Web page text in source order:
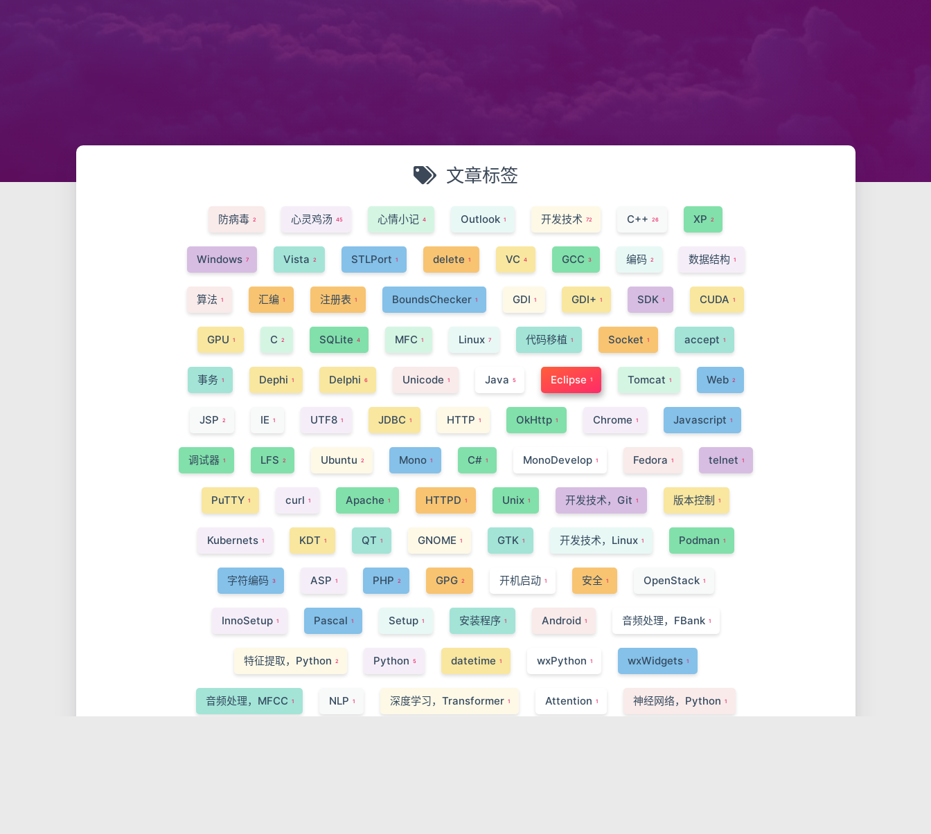
文章标签
防病毒 2 心灵鸡汤 45 心情小记 4 Outlook 1 开发技术 72 C++ 26 XP 2
Windows 7 Vista 2 STLPort 1 delete 1 VC 4 GCC 3 编码 2 数据结构 1
算法 1 汇编 1 注册表 1 BoundsChecker 1 GDI 1 GDI+ 1 SDK 1 CUDA 1
GPU 1 C 2 SQLite 4 MFC 1 Linux 7 代码移植 1 Socket 1 accept 1
事务 1 Dephi 1 Delphi 6 Unicode 1 Java 5 Eclipse 1 Tomcat 1 Web 2
JSP 2 IE 1 UTF8 1 JDBC 1 HTTP 1 OkHttp 1 Chrome 1 Javascript 1
调试器 1 LFS 2 Ubuntu 2 Mono 1 C# 1 MonoDevelop 1 Fedora 1 telnet 1
PuTTY 1 curl 1 Apache 1 HTTPD 1 Unix 1 开发技术，Git 1 版本控制 1
Kubernets 1 KDT 1 QT 1 GNOME 1 GTK 1 开发技术，Linux 1 Podman 1
字符编码 3 ASP 1 PHP 2 GPG 2 开机启动 1 安全 1 OpenStack 1
InnoSetup 1 Pascal 1 Setup 1 安装程序 1 Android 1 音频处理，FBank 1
特征提取，Python 2 Python 5 datetime 1 wxPython 1 wxWidgets 1
音频处理，MFCC 1 NLP 1 深度学习，Transformer 1 Attention 1 神经网络，Python 1